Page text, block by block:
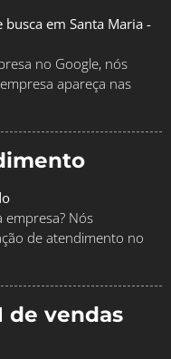
em Santa Maria -
no Google, nós
apareça nas
Nós
de atendimento no
de vendas